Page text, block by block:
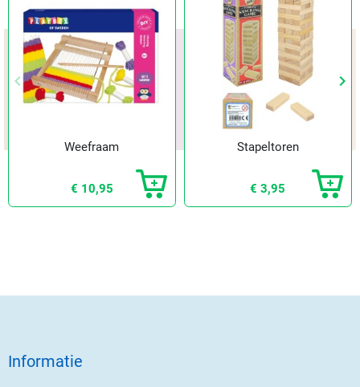
Vorige
keyboard_arrow_left keyboard_arrow_right
Weefraam
€ 10,95
Stapeltoren
€ 3,95
Informatie